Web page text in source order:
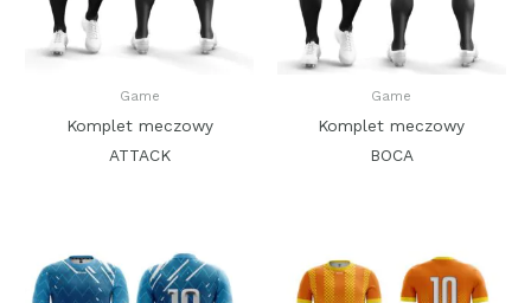
Game
Komplet meczowy
ATTACK
Game
Komplet meczowy
BOCA